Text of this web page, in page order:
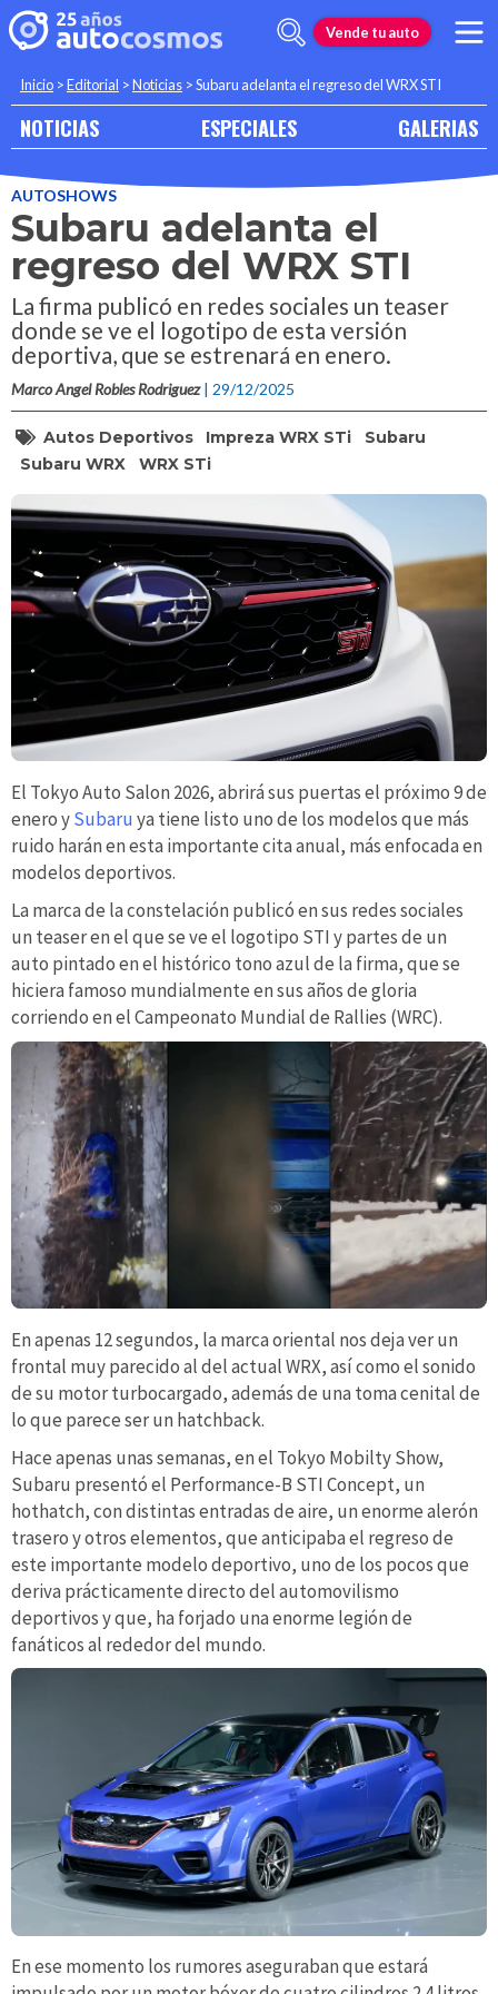
Vende tu auto
Inicio >Editorial >Noticias >Subaru adelanta el regreso del WRX STI
NOTICIAS ESPECIALES GALERIAS
AUTOSHOWS
Subaru adelanta el
regreso del WRX STI
La firma publicó en redes sociales un teaser
donde se ve el logotipo de esta versión
deportiva, que se estrenará en enero.
Marco Angel Robles Rodriguez | 29/12/2025
Autos Deportivos Impreza WRX STi
Subaru
Subaru WRX
WRX STi
El Tokyo Auto Salon 2026, abrirá sus puertas el próximo 9 de
enero ySubaruya tiene listo uno de los modelos que más
ruido harán en esta importante cita anual, más enfocada en
modelos deportivos.
La marca de la constelación publicó en sus redes sociales
un teaser en el que se ve el logotipo STI y partes de un
auto pintado en el histórico tono azul de la firma, que se
hiciera famoso mundialmente en sus años de gloria
corriendo en el Campeonato Mundial de Rallies (WRC).
En apenas 12 segundos, la marca oriental nos deja ver un
frontal muy parecido al del actual WRX, así como el sonido
de su motor turbocargado, además de una toma cenital de
lo que parece ser un hatchback.
Hace apenas unas semanas, en el Tokyo Mobilty Show,
Subaru presentó el Performance-B STI Concept, un
hothatch, con distintas entradas de aire, un enorme alerón
trasero y otros elementos, que anticipaba el regreso de
este importante modelo deportivo, uno de los pocos que
deriva prácticamente directo del automovilismo
deportivos y que, ha forjado una enorme legión de
fanáticos al rededor del mundo.
En ese momento los rumores aseguraban que estará